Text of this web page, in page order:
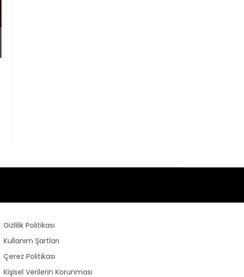
Gizlilik Politikası
Kullanım Şartları
Çerez Politikası
Kişisel Verilerin Korunması